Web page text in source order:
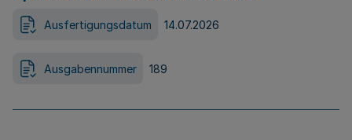
Ausfertigungsdatum 14.07.2026
Ausgabennummer 189